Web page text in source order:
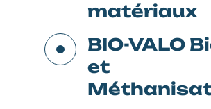
matériaux
BIO-VALO
et